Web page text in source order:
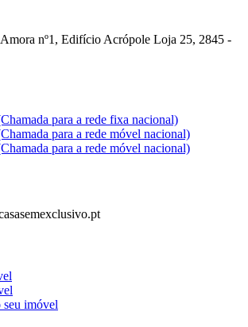
nº1, Edifício Acrópole Loja 25, 2845 -
para a rede fixa nacional)
para a rede móvel nacional)
para a rede móvel nacional)
seu imóvel